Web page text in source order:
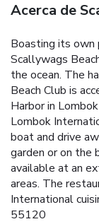
Acerca de
Boasting its own
Scallywags
the ocean. The
Beach Club is
Harbor in
Lombok
boat and drive
garden or on the
available at an
areas. The
International
55120